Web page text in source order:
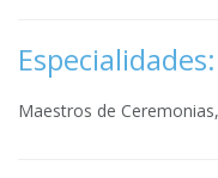
Especialidades:
Maestros de